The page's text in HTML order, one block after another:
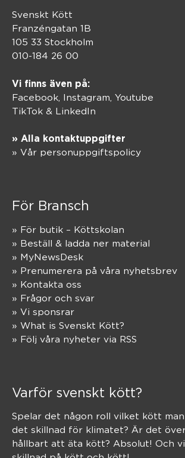
Svenskt Kött
Franzéngatan 1B
105 33 Stockholm
010-184 26 00
Vi finns även på:
Facebook, Instagram Youtube
TikTok & LinkedIn
» Alla kontaktuppgifter
» Vår personuppgiftspolicy
För Bransch
» För butik – Köttskolan
» Beställ & ladda ner material
» MyNewsDesk
» Prenumerera på våra nyhetsbrev
» Kontakta oss
» Frågor och svar
» Vi sponsrar
» What is Svenskt Kött?
» Följ våra nyheter via RSS
Varför svenskt kött?
Spelar det någon roll vilket kött
det skillnad för klimatet? Är det
hållbart att äta kött? Absolut! Och